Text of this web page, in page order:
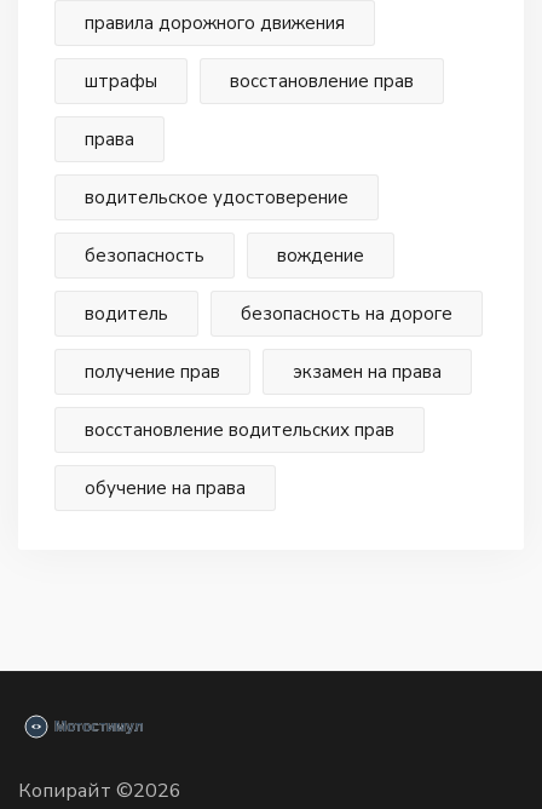
правила дорожного движения
штрафы восстановление прав
права
водительское удостоверение
безопасность вождение
водитель безопасность на дороге
получение прав экзамен на права
восстановление водительских прав
обучение на права
Копирайт ©2026